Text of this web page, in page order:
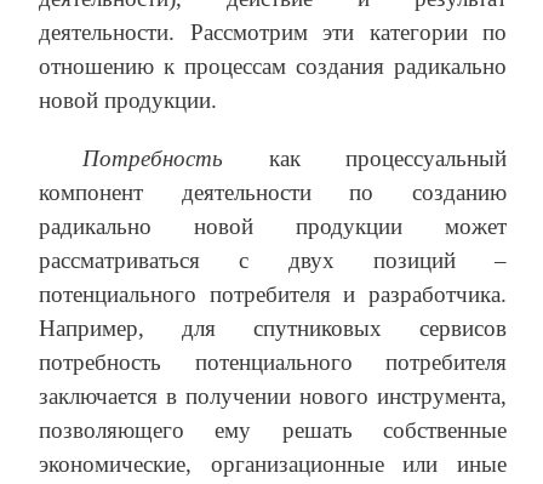
деятельности. Рассмотрим эти категории по
отношению к процессам создания радикально
новой продукции.
Потребность как процессуальный
компонент деятельности по созданию
радикально новой продукции может
рассматриваться с двух позиций –
потенциального потребителя и разработчика.
Например, для спутниковых сервисов
потребность потенциального потребителя
заключается в получении нового инструмента,
позволяющего ему решать собственные
экономические, организационные или иные